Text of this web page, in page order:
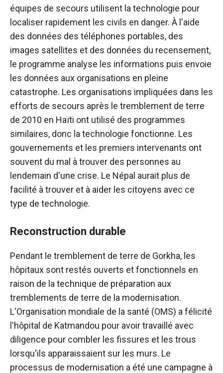
équipes de secours utilisent la technologie pour
localiser rapidement les civils en danger. À l'aide
des données des téléphones portables, des
images satellites et des données du recensement,
le programme analyse les informations puis envoie
les données aux organisations en pleine
catastrophe. Les organisations impliquées dans les
efforts de secours après le tremblement de terre
de 2010 en Haïti ont utilisé des programmes
similaires, donc la technologie fonctionne. Les
gouvernements et les premiers intervenants ont
souvent du mal à trouver des personnes au
lendemain d'une crise. Le Népal aurait plus de
facilité à trouver et à aider les citoyens avec ce
type de technologie.
Reconstruction durable
Pendant le tremblement de terre de Gorkha, les
hôpitaux sont restés ouverts et fonctionnels en
raison de la technique de préparation aux
tremblements de terre de la modernisation.
L'Organisation mondiale de la santé (OMS) a félicité
l'hôpital de Katmandou pour avoir travaillé avec
diligence pour combler les fissures et les trous
lorsqu'ils apparaissaient sur les murs. Le
processus de modernisation a été une campagne à